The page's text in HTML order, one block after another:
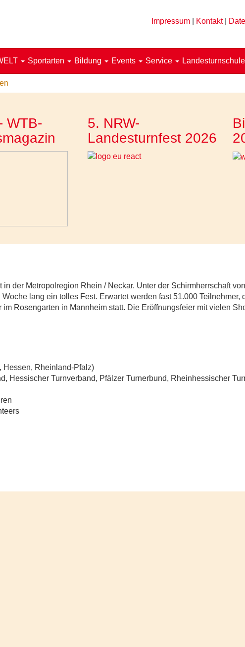
Impressum Kontakt|
Sportarten Bildung Events Service Landesturnschule
WTB-
5. NRW-
Landesturnfest 2026
der Metropolregion Rhein / Neckar. Unter der Schirmherrschaft
lang ein tolles Fest. Erwartet werden fast 51.000 Teilnehmer,
Rosengarten in Mannheim statt. Die Eröffnungsfeier mit vielen
Hessen, Rheinland-Pfalz)
Hessischer Turnverband, Pfälzer Turnerbund, Rheinhessischer